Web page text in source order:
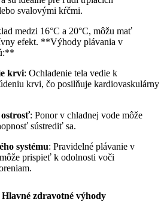
svalovými kŕčmi.
medzi 16°C a 20°C, môžu mať
efekt. **Výhody plávania v
krvi: Ochladenie tela vedie k
krvi, čo posilňuje kardiovaskulárny
ostrosť: Ponor v chladnej vode môže
sústrediť sa.
systému: Pravidelné plávanie v
prispieť k odolnosti voči
Hlavné zdravotné výhody